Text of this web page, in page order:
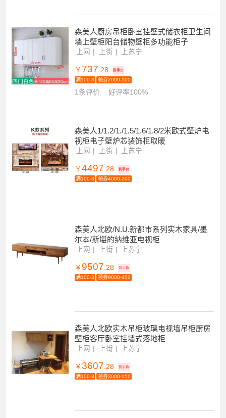
森美人厨房吊柜卧室挂壁式储衣柜卫生间
墙上壁柜阳台储物壁柜多功能柜子
上网 上街 上苏宁
￥ 737.28 到手价
满100-3 领券2000-100
1条评价 好评率100%
森美人1/1.2/1./1.5/1.6/1.8/2米欧式壁炉电
视柜电子壁炉芯装饰柜取暖
上网 上街 上苏宁
￥ 4497 .28 到手价
满100-3 领券4000-200
森美人北欧/N.U.新都市系列实木家具/墨
尔本/斯堪的纳维亚电视柜
上网 上街 上苏宁
￥ 9507.28 到手价
满100-3 领券9000-450
森美人北欧实木吊柜玻璃电视墙吊柜厨房
壁柜客厅卧室挂墙式落地柜
上网 上街 上苏宁
￥ 3607 .28 到手价
满100-3 领券3000-150